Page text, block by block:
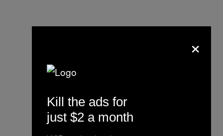
×
Kill the ads for
just $2 a month